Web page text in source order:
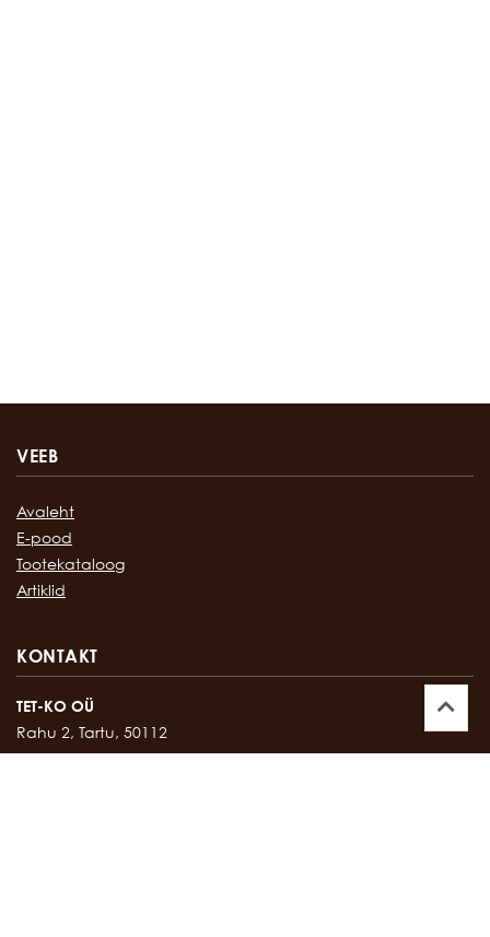
VEEB
Avaleht
E-pood
Tootekataloog
Artiklid
KONTAKT
TET-KO OÜ
Rahu 2, Tartu, 50112
Kontor:747 17 35